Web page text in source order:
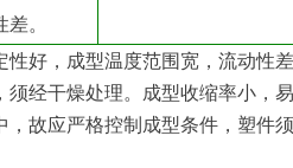
。
性好，成型温度范围宽，流动性
须经干燥处理。成型收缩率小，
，故应严格控制成型条件，塑件